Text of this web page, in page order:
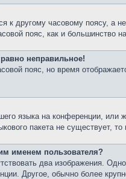
к другому часовому поясу, а
пояс, как и большинство
неправильное!
пояс, но время
языка на конференции, или
пакета не
именем пользователя?
два изображения.
Другое, обычно более